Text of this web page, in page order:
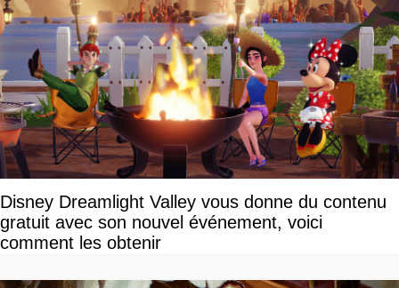
Disney Dreamlight Valley vous donne du contenu
gratuit avec son nouvel événement, voici
comment les obtenir